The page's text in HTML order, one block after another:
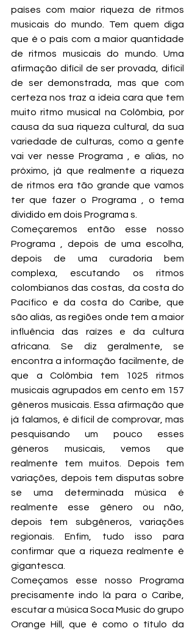
países com maior riqueza de ritmos
musicais do mundo. Tem quem diga
que é o país com a maior quantidade
de ritmos musicais do mundo. Uma
afirmação difícil de ser provada, difícil
de ser demonstrada, mas que com
certeza nos traz a ideia cara que tem
muito ritmo musical na Colômbia, por
causa da sua riqueza cultural, da sua
variedade de culturas, como a gente
vai ver nesse Programa , e aliás, no
próximo, já que realmente a riqueza
de ritmos era tão grande que vamos
ter que fazer o Programa , o tema
dividido em dois Programa s.
Começaremos então esse nosso
Programa , depois de uma escolha,
depois de uma curadoria bem
complexa, escutando os ritmos
colombianos das costas, da costa do
Pacífico e da costa do Caribe, que
são aliás, as regiões onde tem a maior
influência das raízes e da cultura
africana. Se diz geralmente, se
encontra a informação facilmente, de
que a Colômbia tem 1025 ritmos
musicais agrupados em cento em 157
gêneros musicais. Essa afirmação que
já falamos, é difícil de comprovar, mas
pesquisando um pouco esses
géneros musicais, vemos que
realmente tem muitos. Depois tem
variações, depois tem disputas sobre
se uma determinada música é
realmente esse gênero ou não,
depois tem subgêneros, variações
regionais. Enfim, tudo isso para
confirmar que a riqueza realmente é
gigantesca.
Começamos esse nosso Programa
precisamente indo lá para o Caribe,
escutar a música Soca Music do grupo
Orange Hill, que é como o título da